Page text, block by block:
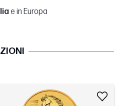
e in Europa